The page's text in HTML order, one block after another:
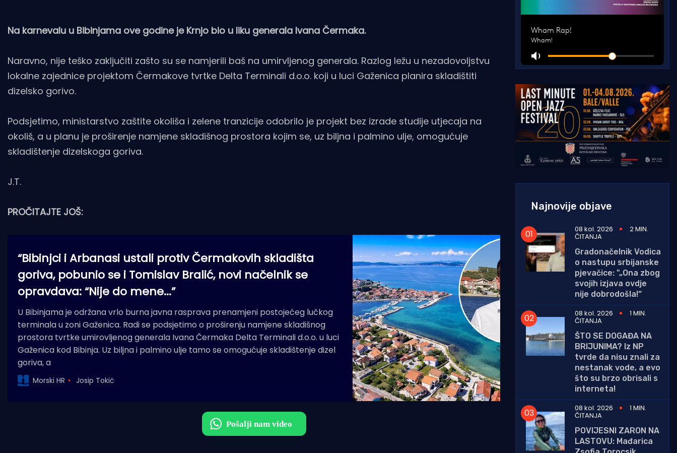
Na karnevalu u Bibinjama ove godine je Krnjo bio u liku generala Ivana Čermaka.
Naravno, nije teško zaključiti zašto su se namjerili baš na umirvljenog generala. Razlog ležu u nezadovoljstvu
lokalne zajednice projektom Čermakove tvrtke Delta Terminali d.o.o. koji u luci Gaženica planira skladištiti
dizelsko gorivo.
Podsjetimo, ministarstvo zaštite okoliša i zelene tranzicije odobrilo je projekt bez izrade studije utjecaja na
okoliš, a u planu je proširenje namjene skladišnog prostora kojim se, uz biljna i palmino ulje, omogućuje
skladištenje dizelskoga goriva.
J.T.
PROČITAJTE JOŠ:
“Bibinjci i Arbanasi ustali protiv Čermakovih skladišta
goriva, pobunio se i Tomislav Bralić, novi načelnik se
opravdava: “Nije do mene...”
U Bibinjama je održana vrlo burna javna rasprava prenamjeni postojećeg lučkog
terminala u zoni Gaženica. Radi se podsjetimo o proširenju namjene skladišnog
prostora tvrtke umirovljenog generala Ivana Čermaka Delta Terminali d.o.o. u luci
Gaženica kod Bibinja. Uz biljna i palmino ulje tamo se omogućuje skladištenje dizel
goriva, a
Morski HR Josip Tokić
Najnovije objave
08 kol. 2026 2 MIN.
ČITANJA
Gradonačelnik Vodica
o nastupu srbijanske
pjevačice: "„Ona zbog
svojih izjava ovdje
nije dobrodošla!“
08 kol. 2026
1 MIN.
ČITANJA
ŠTO SE DOGAĐA NA
BRIJUNIMA? Iz NP
tvrde da nisu znali za
nestanak vode, a evo
što su brzo obrisali s
interneta!
08 kol. 2026
1 MIN.
ČITANJA
POVIJESNI ZARON NA
LASTOVU: Mađarica